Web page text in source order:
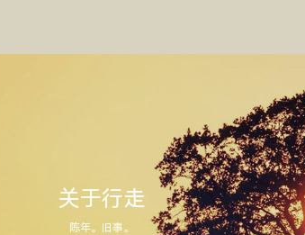
关于行走
陈年。旧事。